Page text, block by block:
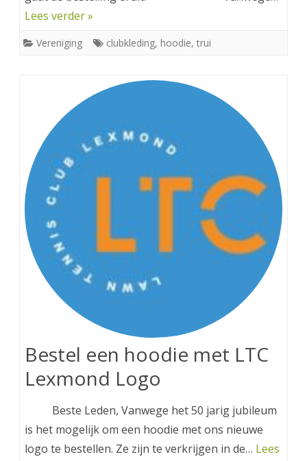
Lees verder »
Vereniging clubkleding, hoodie, trui
Bestel een hoodie met LTC
Lexmond Logo
Beste Leden, Vanwege het 50 jarig jubileum
is het mogelijk om een hoodie met ons nieuwe
logo te bestellen. Ze zijn te verkrijgen in de… Lees